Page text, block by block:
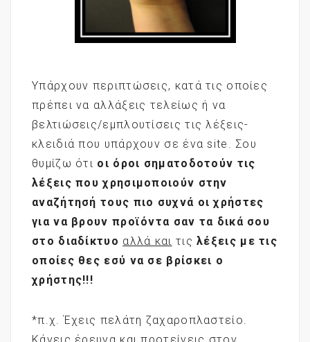
Υπάρχουν περιπτώσεις, κατά τις οποίες
πρέπει να αλλάξεις τελείως ή να
βελτιώσεις/εμπλουτίσεις τις λέξεις-
κλειδιά που υπάρχουν σε ένα site. Σου
θυμίζω ότι οι όροι σηματοδοτούν τις
λέξεις που χρησιμοποιούν στην
αναζήτησή τους πιο συχνά οι χρήστες
για να βρουν προϊόντα σαν τα δικά σου
στο διαδίκτυο αλλά και τιςλέξεις με τις
οποίες θες εσύ να σε βρίσκει ο
χρήστης!!!
*π.χ. Έχεις πελάτη ζαχαροπλαστείο.
Κάνεις έρευνα και προτείνεις στον